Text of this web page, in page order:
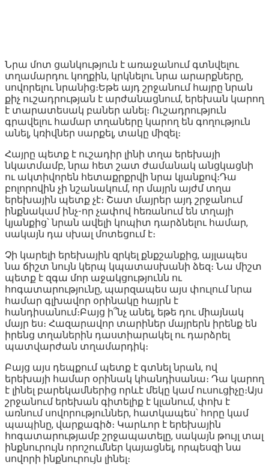
Նրա մոտ ցանկություն է առաջանում գտնվելու
տղամարդու կողքին, կրկնելու նրա արարքները,
սովորելու նրանից։Եթե այդ շրջանում հայրը նրան
քիչ ուշադրության է արժանացնում, երեխան կարող
է տարատեսակ բաներ անել։ Ուշադրություն
գրավելու համար տղաները կարող են գողություն
անել, կռիվներ սարքել, տակը միզել։
Հայրը պետք է ուշադիր լինի տղա երեխայի
նկատմամբ, նրա հետ շատ ժամանակ անցկացնի
ու ակտիվորեն հետաքրքրվի նրա կյանքով։Դա
բոլորովին չի նշանակում, որ մայրն այժմ տղա
երեխային պետք չէ։ Շատ մայրեր այդ շրջանում
ինքնակամ ինչ-որ չափով հեռանում են տղայի
կյանքից՝ նրան ավելի կոպիտ դարձնելու համար,
սակայն դա սխալ մոտեցում է։
Չի կարելի երեխային զրկել քնքշանքից, այլապես
նա ճիշտ նույն կերպ կպատասխանի ձեզ։ Նա միշտ
պետք է զգա մոր աջակցությունն ու
հոգատարությունը, պարզապես այս փուլում նրա
համար գլխավոր օրինակը հայրն է
հանդիսանում։Բայց ի՞նչ անել, եթե դու միայնակ
մայր ես։ Հազարավոր տարիներ մայրերն իրենք են
իրենց տղաներին դաստիարակել ու դարձրել
պատվարժան տղամարդիկ։
Բայց այս դեպքում պետք է գտնել նրան, ով
երեխայի համար օրինակ կհանդիսանա։ Դա կարող
է լինել բարեկամներից որևէ մեկը կամ ուսուցիչը։Այս
շրջանում երեխան գիտելիք է կլանում, փոխ է
առնում սովորություններ, հատկապես՝ հորը կամ
պապինը, վարքագիծ։ Կարևոր է երեխային
հոգատարությամբ շրջապատելը, սակայն թույլ տալ
ինքնուրույն որոշումներ կայացնել, որպեսզի նա
սովորի ինքնուրույն լինել։